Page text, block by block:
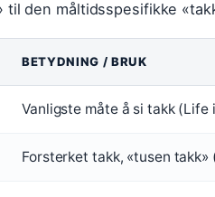
til den måltidsspesifikke
BETYDNING / BRUK
Vanligste måte å si takk (Life
Forsterket takk, «tusen